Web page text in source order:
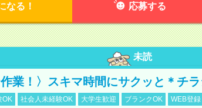
なる！ 応募する
未読
作業！〉スキマ時間にサクッと＊チ
OK 社会人未経験OK 大学生歓迎 ブランクOK WEB登